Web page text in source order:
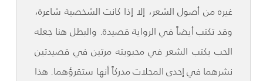
غيره من أصول الشعر، إلا إذا كانت الشخصية شاعرة،
وقد تكتب أيضاً في الرواية قصيدة. والبطل هنا جعله
الحب يكتب الشعر في محبوبته مرتين في قصيدتين
نشرهما في إحدى المجلات مدركاً أنها ستقرؤهما. هذا